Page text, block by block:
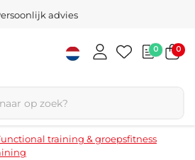
advies
0 0
training & groepsfitness